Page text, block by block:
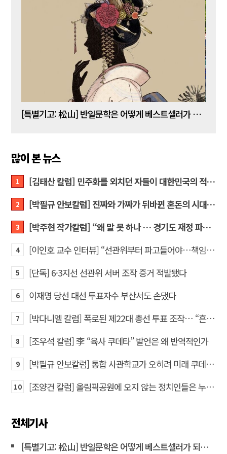
[특별기고: 松山] 반일문학은 어떻게 베스트셀러가 되는가?
많이 본 뉴스
1 [김태산 칼럼] 민주화를 외치던 자들이 대한민국의 적이고 간첩이었다
2 [박필규 안보칼럼] 진짜와 가짜가 뒤바뀐 혼돈의 시대, 안보 파탄은 막아야
3 [박주현 작가칼럼] “왜 말 못 하나 … 경기도 재정 파탄의 진짜 원인을”
4 [이인호 교수 인터뷰] “선관위부터 파고들어야…책임자 직접 고발하라”
5 [단독] 6·3지선 선관위 서버 조작 증거 적발됐다
6 이재명 당선 대선 투표자수 부산서도 손댔다
7 [박다니엘 칼럼] 폭로된 제22대 총선 투표 조작… “흔들리는 가짜 국회의원들”
8 [조우석 칼럼] 李 “육사 쿠데타” 발언은 왜 반역적인가
9 [박필규 안보칼럼] 통합 사관학교가 오히려 미래 쿠데타의 통로가 되는 이유
10 [조양건 칼럼] 올림픽공원에 오지 않는 정치인들은 누구인가
전체기사
[특별기고: 松山] 반일문학은 어떻게 베스트셀러가 되는가?